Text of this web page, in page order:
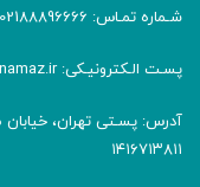
شـماره تمـاس: 02188896666 نمابر: 02188905150
پسـت الـکترونیـکی: info[at]namaz.ir
۱۴۱۶۷۱۳۸۱۱